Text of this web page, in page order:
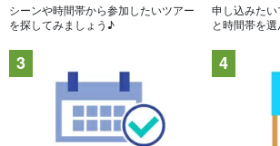
シーンや時間帯から参加したいツアー
を探してみましょう♪
申し込みた
と時間帯を